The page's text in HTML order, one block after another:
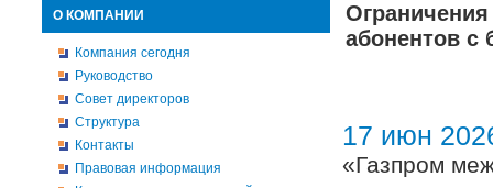
О КОМПАНИИ
Компания сегодня
Руководство
Совет директоров
Структура
Контакты
Правовая информация
Ограничения
абонентов
17 июн
«Газпром